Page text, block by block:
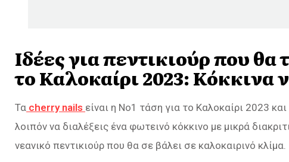
Ιδέες για πεντικιούρ που
το Καλοκαίρι 2023: Κόκκινα
Τα cherry nails είναι η Νο1 τάση για το Καλοκαίρι 2023
λοιπόν να διαλέξεις ένα φωτεινό κόκκινο με μικρά
νεανικό πεντικιούρ που θα σε βάλει σε καλοκαιρινό κλίμα.